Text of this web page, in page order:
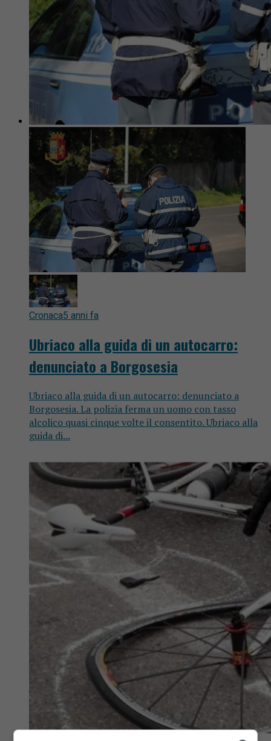
Cronaca5 anni fa
Ubriaco alla guida di un autocarro:
denunciato a Borgosesia
Ubriaco alla guida di un autocarro: denunciato a
Borgosesia. La polizia ferma un uomo con tasso
alcolico quasi cinque volte il consentito. Ubriaco alla
guida di...